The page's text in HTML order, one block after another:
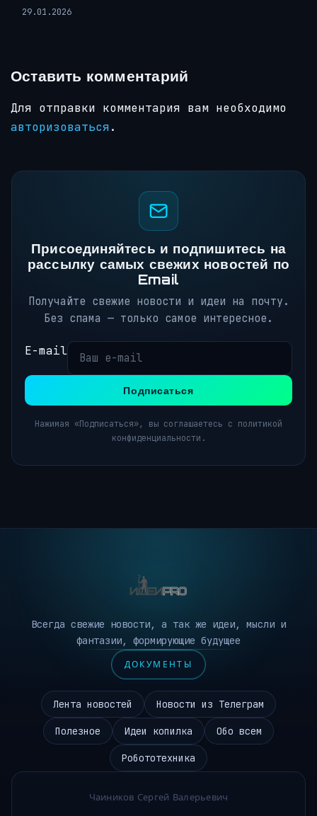
29.01.2026
Оставить комментарий
Для отправки комментария вам необходимо
авторизоваться.
Присоединяйтесь и подпишитесь на
рассылку самых свежих новостей по
Email
Получайте свежие новости и идеи на почту.
Без спама — только самое интересное.
E-mail
Подписаться
Нажимая «Подписаться», вы соглашаетесь с политикой
конфиденциальности.
Всегда свежие новости, а так же идеи, мысли и
фантазии, формирующие будущее
ДОКУМЕНТЫ
Лента новостей Новости из Телеграм
Полезное Идеи копилка Обо всем
Робототехника
Чаиников Сергей Валерьевич